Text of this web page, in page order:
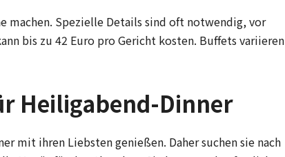
machen. Spezielle Details sind oft notwendig, vor
bis zu 42 Euro pro Gericht kosten. Buffets variieren
Heiligabend-Dinner
mit ihren Liebsten genießen. Daher suchen sie nach